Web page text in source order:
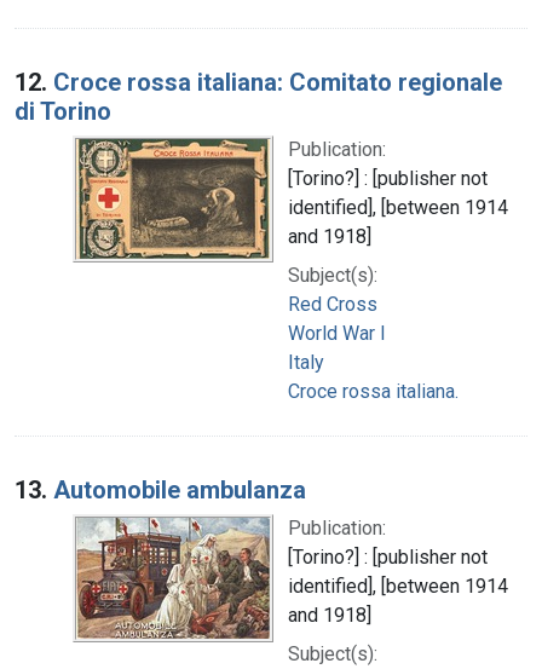
12. Croce rossa italiana: Comitato regionale
di Torino
Publication:
[Torino?] : [publisher not
identified], [between 1914
and 1918]
Subject(s):
Red Cross
World War I
Italy
Croce rossa italiana.
13. Automobile ambulanza
Publication:
[Torino?] : [publisher not
identified], [between 1914
and 1918]
Subject(s):